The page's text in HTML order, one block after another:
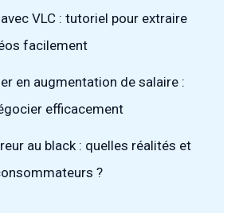
VLC : tutoriel pour extraire
facilement
en augmentation de salaire :
efficacement
au black : quelles réalités et
?